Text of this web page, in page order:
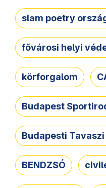
slam poetry
fővárosi helyi
körforgalom
Budapest
Budapesti
BENDZSÓ